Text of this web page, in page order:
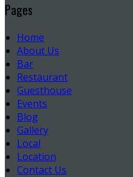
Pages
Home
About Us
Bar
Restaurant
Guesthouse
Events
Blog
Gallery
Local
Location
Contact Us